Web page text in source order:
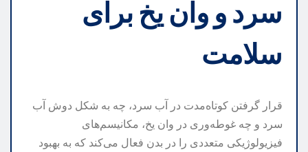
سرد و وان یخ برای
سلامت
قرار گرفتن کوتاه‌مدت در آب سرد، چه به شکل دوش آب
سرد و چه غوطه‌وری در وان یخ، مکانیسم‌های
فیزیولوژیکی متعددی را در بدن فعال می‌کند که به بهبود